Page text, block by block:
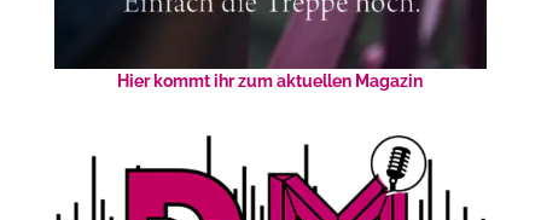
Hier kommt ihr zum aktuellen Magazin